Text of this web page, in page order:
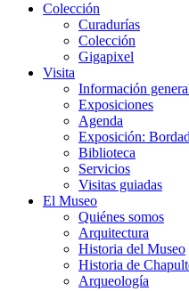
Colección
Curadurías
Colección
Gigapixel
Visita
Información
Exposiciones
Agenda
Exposición:
Biblioteca
Servicios
Visitas guiadas
El Museo
Quiénes somos
Arquitectura
Historia del Museo
Historia de
Arqueología